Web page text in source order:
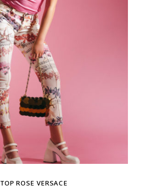
TOP ROSE VERSACE